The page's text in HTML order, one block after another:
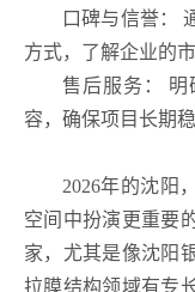
口碑与信誉：
方式，了解企业的
售后服务： 明
容，确保项目长期稳
2026年的沈阳
空间中扮演更重要
家，尤其是像沈阳
拉膜结构领域有专